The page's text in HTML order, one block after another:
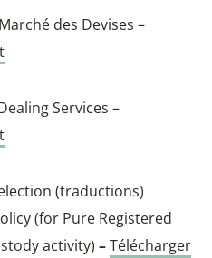
des Devises –
Services –
(traductions)
(for Pure Registered
activity) –Télécharger